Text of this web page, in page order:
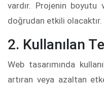
vardır. Projenin boyutu
doğrudan etkili olacaktır.
2. Kullanılan
Web tasarımında
artıran veya azaltan